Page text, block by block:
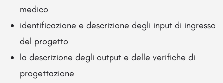
medico
identificazione e descrizione degli input di ingresso
del progetto
la descrizione degli output e delle verifiche di
progettazione